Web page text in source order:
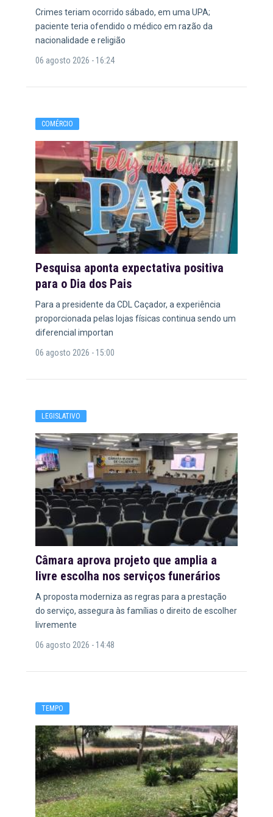
Crimes teriam ocorrido sábado, em uma UPA;
paciente teria ofendido o médico em razão da
nacionalidade e religião
06 agosto 2026 - 16:24
COMÉRCIO
Pesquisa aponta expectativa positiva
para o Dia dos Pais
Para a presidente da CDL Caçador, a experiência
proporcionada pelas lojas físicas continua sendo um
diferencial importan
06 agosto 2026 - 15:00
LEGISLATIVO
Câmara aprova projeto que amplia a
livre escolha nos serviços funerários
A proposta moderniza as regras para a prestação
do serviço, assegura às famílias o direito de escolher
livremente
06 agosto 2026 - 14:48
TEMPO